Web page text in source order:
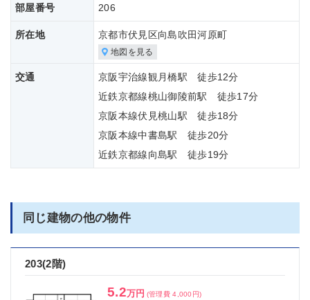
部屋番号 206
所在地 京都市伏見区向島吹田河原町
地図を見る
交通
京阪宇治線観月橋駅 徒歩12分
近鉄京都線桃山御陵前駅 徒歩17分
京阪本線伏見桃山駅 徒歩18分
京阪本線中書島駅 徒歩20分
近鉄京都線向島駅 徒歩19分
同じ建物の他の物件
203(2階)
5.2万円 (管理費 4,000円)